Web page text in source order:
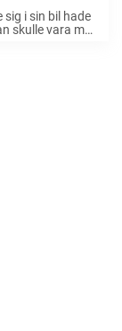
sig i sin bil hade
skulle vara med